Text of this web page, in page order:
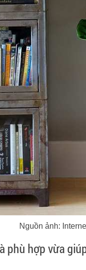
Nguồn ảnh:
phù hợp vừa